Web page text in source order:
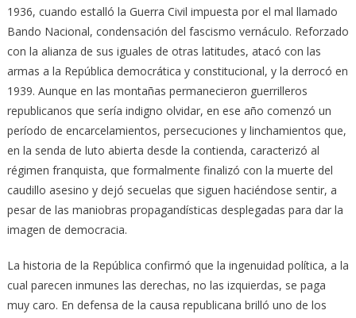
1936, cuando estalló la Guerra Civil impuesta por el mal llamado
Bando Nacional, condensación del fascismo vernáculo. Reforzado
con la alianza de sus iguales de otras latitudes, atacó con las
armas a la República democrática y constitucional, y la derrocó en
1939. Aunque en las montañas permanecieron guerrilleros
republicanos que sería indigno olvidar, en ese año comenzó un
período de encarcelamientos, persecuciones y linchamientos que,
en la senda de luto abierta desde la contienda, caracterizó al
régimen franquista, que formalmente finalizó con la muerte del
caudillo asesino y dejó secuelas que siguen haciéndose sentir, a
pesar de las maniobras propagandísticas desplegadas para dar la
imagen de democracia.
La historia de la República confirmó que la ingenuidad política, a la
cual parecen inmunes las derechas, no las izquierdas, se paga
muy caro. En defensa de la causa republicana brilló uno de los